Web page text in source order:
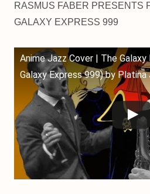
RASMUS FABER PRESENTS
GALAXY EXPRESS 999
Anime Jazz Cover | The
Galaxy Express 999) by